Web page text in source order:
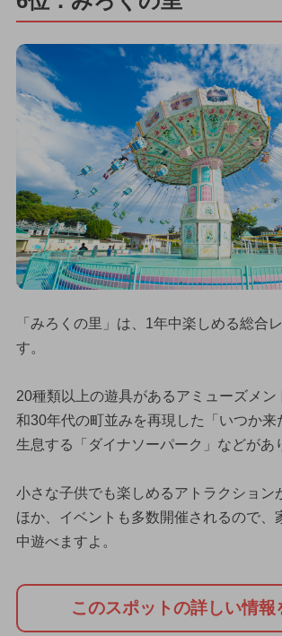
「みろくの里」は、1年中楽しめる総合
す。
20種類以上の遊具があるアミューズメン
和30年代の町並みを再現した「いつか来
生息する「ダイナソーパーク」などがあ
小さな子供でも楽しめるアトラクション
ほか、イベントも多数開催されるので、
中遊べますよ。
このスポットの詳しい情報